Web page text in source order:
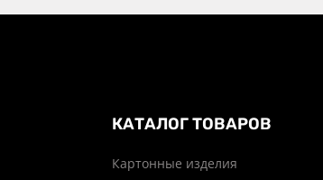
КАТАЛОГ ТОВАРОВ
Картонные изделия